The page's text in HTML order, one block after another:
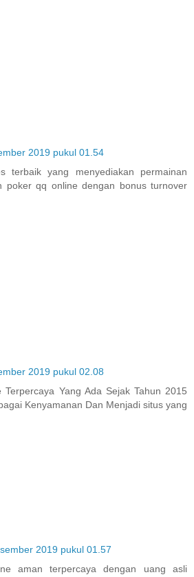
2019 pukul 01.54
terbaik yang menyediakan permainan
poker qq online dengan bonus turnover
2019 pukul 02.08
Terpercaya Yang Ada Sejak Tahun 2015
Kenyamanan Dan Menjadi situs yang
2019 pukul 01.57
aman terpercaya dengan uang asli